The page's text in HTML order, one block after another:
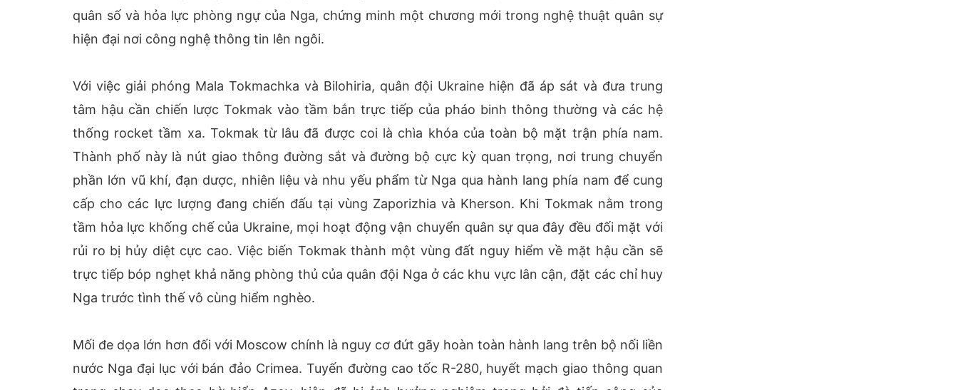
quân số và hỏa lực phòng ngự của Nga, chứng minh một chương mới trong nghệ thuật quân sự
hiện đại nơi công nghệ thông tin lên ngôi.
Với việc giải phóng Mala Tokmachka và Bilohiria, quân đội Ukraine hiện đã áp sát và đưa trung
tâm hậu cần chiến lược Tokmak vào tầm bắn trực tiếp của pháo binh thông thường và các hệ
thống rocket tầm xa. Tokmak từ lâu đã được coi là chìa khóa của toàn bộ mặt trận phía nam.
Thành phố này là nút giao thông đường sắt và đường bộ cực kỳ quan trọng, nơi trung chuyển
phần lớn vũ khí, đạn dược, nhiên liệu và nhu yếu phẩm từ Nga qua hành lang phía nam để cung
cấp cho các lực lượng đang chiến đấu tại vùng Zaporizhia và Kherson. Khi Tokmak nằm trong
tầm hỏa lực khống chế của Ukraine, mọi hoạt động vận chuyển quân sự qua đây đều đối mặt với
rủi ro bị hủy diệt cực cao. Việc biến Tokmak thành một vùng đất nguy hiểm về mặt hậu cần sẽ
trực tiếp bóp nghẹt khả năng phòng thủ của quân đội Nga ở các khu vực lân cận, đặt các chỉ huy
Nga trước tình thế vô cùng hiểm nghèo.
Mối đe dọa lớn hơn đối với Moscow chính là nguy cơ đứt gãy hoàn toàn hành lang trên bộ nối liền
nước Nga đại lục với bán đảo Crimea. Tuyến đường cao tốc R-280, huyết mạch giao thông quan